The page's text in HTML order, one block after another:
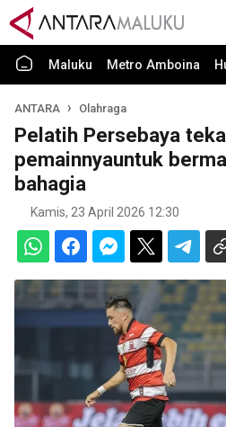
Maluku Metro Amboina
ANTARA Olahraga
Pelatih Persebaya
pemainnyauntuk
bahagia
Kamis, 23 April 2026 12:30